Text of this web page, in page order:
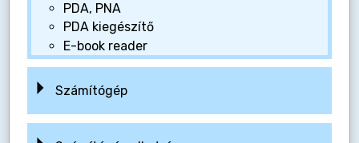
PDA, PNA
PDA kiegészítő
E-book reader
Számítógép